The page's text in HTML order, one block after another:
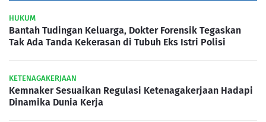
HUKUM
Bantah Tudingan Keluarga, Dokter Forensik Tegaskan
Tak Ada Tanda Kekerasan di Tubuh Eks Istri Polisi
KETENAGAKERJAAN
Kemnaker Sesuaikan Regulasi Ketenagakerjaan Hadapi
Dinamika Dunia Kerja